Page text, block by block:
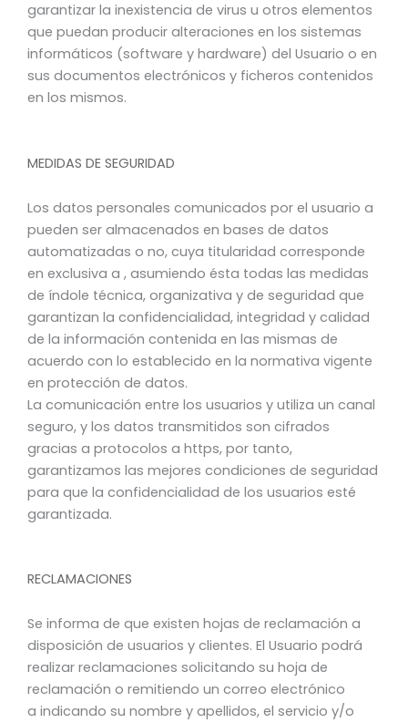
garantizar la inexistencia de virus u otros elementos
que puedan producir alteraciones en los sistemas
informáticos (software y hardware) del Usuario o en
sus documentos electrónicos y ficheros contenidos
en los mismos.
MEDIDAS DE SEGURIDAD
Los datos personales comunicados por el usuario a
pueden ser almacenados en bases de datos
automatizadas o no, cuya titularidad corresponde
en exclusiva a , asumiendo ésta todas las medidas
de índole técnica, organizativa y de seguridad que
garantizan la confidencialidad, integridad y calidad
de la información contenida en las mismas de
acuerdo con lo establecido en la normativa vigente
en protección de datos.
La comunicación entre los usuarios y utiliza un canal
seguro, y los datos transmitidos son cifrados
gracias a protocolos a https, por tanto,
garantizamos las mejores condiciones de seguridad
para que la confidencialidad de los usuarios esté
garantizada.
RECLAMACIONES
Se informa de que existen hojas de reclamación a
disposición de usuarios y clientes. El Usuario podrá
realizar reclamaciones solicitando su hoja de
reclamación o remitiendo un correo electrónico
a indicando su nombre y apellidos, el servicio y/o